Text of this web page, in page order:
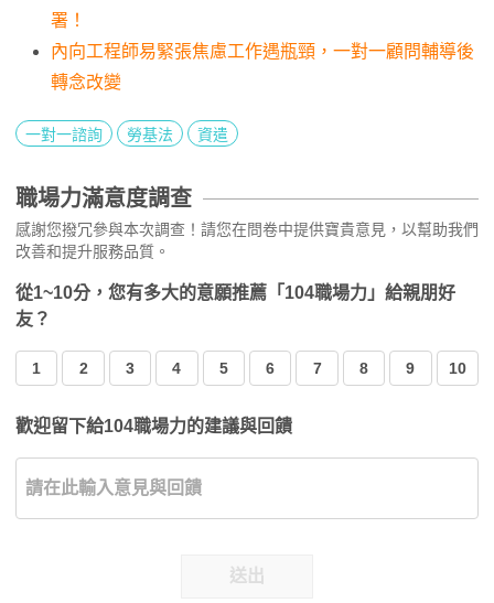
署！
內向工程師易緊張焦慮工作遇瓶頸，一對一顧問輔導後
轉念改變
一對一諮詢 勞基法 資遣
職場力滿意度調查
感謝您撥冗參與本次調查！請您在問卷中提供寶貴意見，以幫助我們
改善和提升服務品質。
從1~10分，您有多大的意願推薦「104職場力」給親朋好
友？
1 2 3 4 5 6 7 8 9 10
歡迎留下給104職場力的建議與回饋
送出